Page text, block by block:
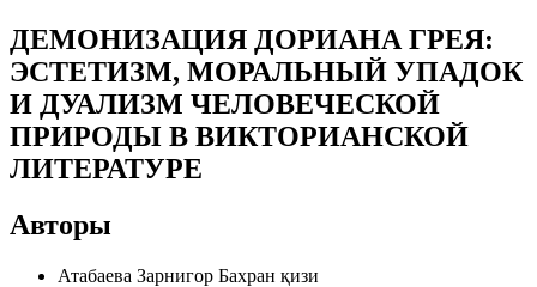
ДЕМОНИЗАЦИЯ ДОРИАНА ГРЕЯ:
ЭСТЕТИЗМ, МОРАЛЬНЫЙ УПАДОК
И ДУАЛИЗМ ЧЕЛОВЕЧЕСКОЙ
ПРИРОДЫ В ВИКТОРИАНСКОЙ
ЛИТЕРАТУРЕ
Авторы
Атабаева Зарнигор Бахран қизи